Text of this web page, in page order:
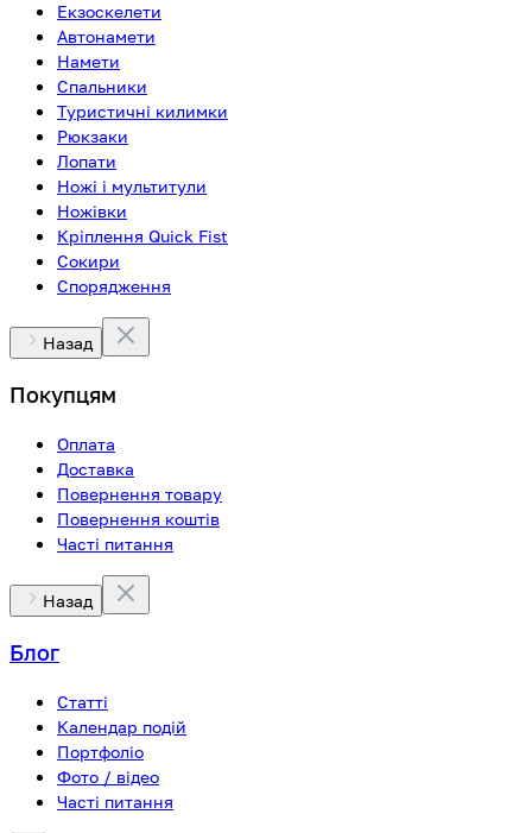
Екзоскелети
Автонамети
Намети
Спальники
Туристичні килимки
Рюкзаки
Лопати
Ножі і мультитули
Ножівки
Кріплення Quick Fist
Сокири
Спорядження
Назад
Покупцям
Оплата
Доставка
Повернення товару
Повернення коштів
Часті питання
Назад
Блог
Статті
Календар подій
Портфоліо
Фото / відео
Часті питання